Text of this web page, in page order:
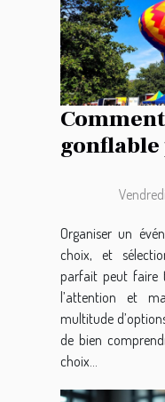
Organiser un
choix, et
parfait peut faire
l’attention et
multitude
de bien
choix...